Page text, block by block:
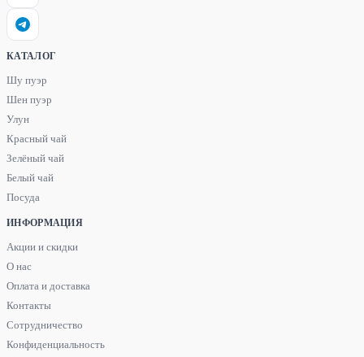
КАТАЛОГ
Шу пуэр
Шен пуэр
Улун
Красный чай
Зелёный чай
Белый чай
Посуда
ИНФОРМАЦИЯ
Акции и скидки
О нас
Оплата и доставка
Контакты
Сотрудничество
Конфиденциальность